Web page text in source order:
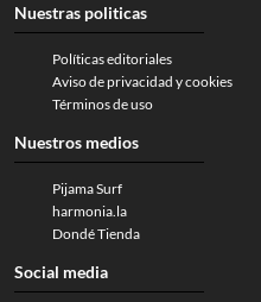
Nuestras politicas
Políticas editoriales
Aviso de privacidad y cookies
Términos de uso
Nuestros medios
Pijama Surf
harmonia.la
Dondé Tienda
Social media